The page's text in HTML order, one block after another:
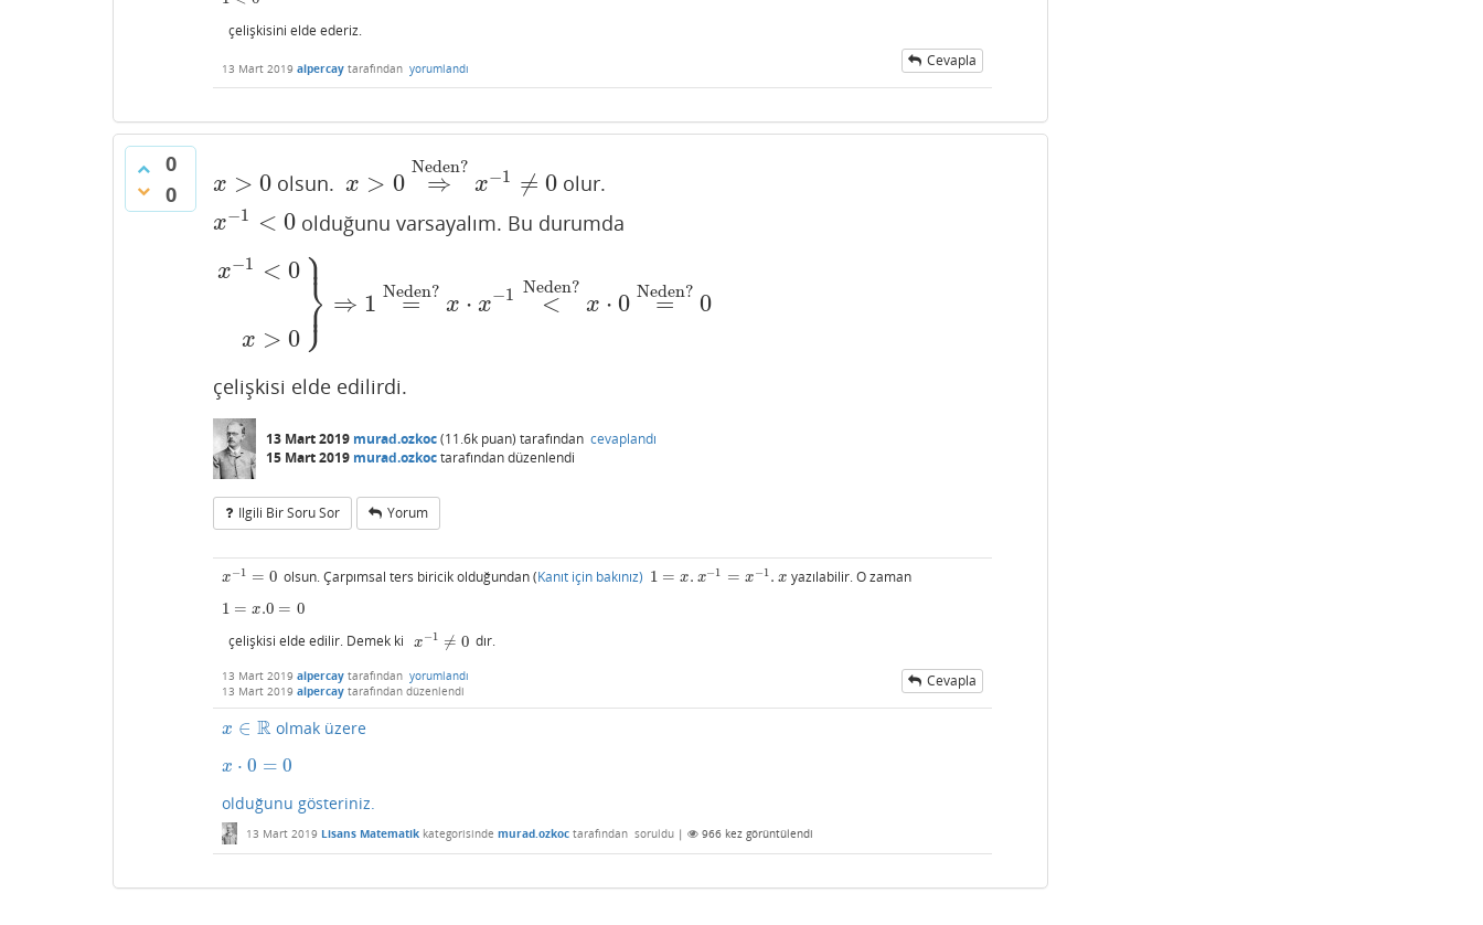
çelişkisini elde ederiz.
13 Mart 2019 alpercay tarafından yorumlandı Cevapla
0
0
x > 0
x> 0 olsun.x > 0 ⇒
Neden?
x−1 ≠ 0
x> 0⇒Neden? x−1≠0 olur.
x−1 < 0
x−1< 0 olduğunu varsayalım. Bu durumda
x−1 < 0
x > 0
⎫
⎭
⎬
⎪
⎪ ⇒ 1 =
Neden?
x ⋅ x−1 <
Neden?
x ⋅ 0 =
Neden? 0
0} ⇒1 =Neden? x⋅x − 1<Neden? 0=Neden?0
çelişkisi elde edilirdi.
13 Mart 2019 murad.ozkoc(11.6k puan) tarafından cevaplandı
15 Mart 2019 murad.ozkoctarafındandüzenlendi
Ilgili Bir Soru Sor Yorum
x−1 = 0
x−1= 0 olsun. Çarpımsal ters biricik olduğundan (Kanıt için bakınız) 1 = x. x−1 = x−1 . x
1 =x. x−1=x−1 .x
yazılabilir. O zaman
1 = x.0 = 0
1 =x.0=0
çelişkisi elde edilir. Demek ki
x−1 ≠ 0
x−1≠ 0 dır.
13 Mart 2019 alpercay tarafından yorumlandı
13 Mart 2019 alpercay tarafından düzenlendi
Cevapla
x ∈ R
x∈R olmak üzere
x ⋅ 0 = 0
x ⋅0 =0
olduğunu gösteriniz.
13 Mart 2019 Lisans Matematik kategorisinde murad.ozkoc tarafından soruldu | 966 kez görüntülendi